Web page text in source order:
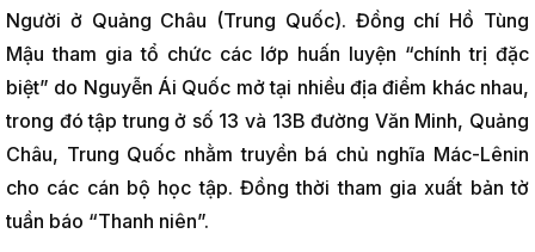
Người ở Quảng Châu (Trung Quốc). Đồng chí Hồ Tùng
Mậu tham gia tổ chức các lớp huấn luyện “chính trị đặc
biệt” do Nguyễn Ái Quốc mở tại nhiều địa điểm khác nhau,
trong đó tập trung ở số 13 và 13B đường Văn Minh, Quảng
Châu, Trung Quốc nhằm truyền bá chủ nghĩa Mác-Lênin
cho các cán bộ học tập. Đồng thời tham gia xuất bản tờ
tuần báo “Thanh niên”.